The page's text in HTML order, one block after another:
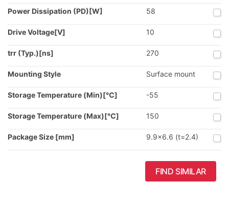
Power Dissipation (PD)[W] 58
Drive Voltage[V] 10
trr (Typ.)[ns] 270
Mounting Style Surface mount
Storage Temperature (Min)[℃] -55
Storage Temperature (Max)[℃] 150
Package Size [mm] 9.9x6.6 (t=2.4)
FIND SIMILAR